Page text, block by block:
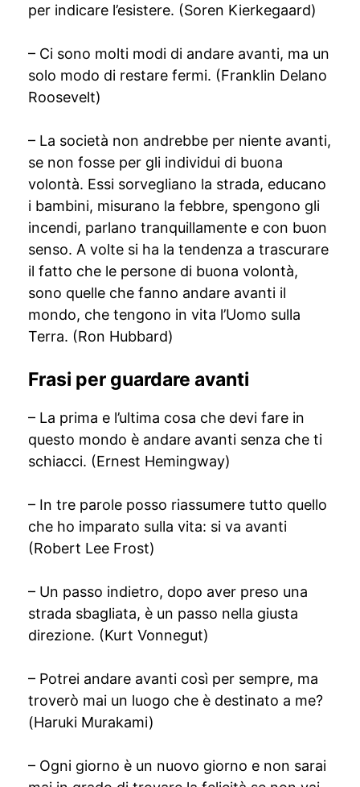
per indicare l’esistere. (Soren Kierkegaard)
– Ci sono molti modi di andare avanti, ma un
solo modo di restare fermi. (Franklin Delano
Roosevelt)
– La società non andrebbe per niente avanti,
se non fosse per gli individui di buona
volontà. Essi sorvegliano la strada, educano
i bambini, misurano la febbre, spengono gli
incendi, parlano tranquillamente e con buon
senso. A volte si ha la tendenza a trascurare
il fatto che le persone di buona volontà,
sono quelle che fanno andare avanti il
mondo, che tengono in vita l’Uomo sulla
Terra. (Ron Hubbard)
Frasi per guardare avanti
– La prima e l’ultima cosa che devi fare in
questo mondo è andare avanti senza che ti
schiacci. (Ernest Hemingway)
– In tre parole posso riassumere tutto quello
che ho imparato sulla vita: si va avanti
(Robert Lee Frost)
– Un passo indietro, dopo aver preso una
strada sbagliata, è un passo nella giusta
direzione. (Kurt Vonnegut)
– Potrei andare avanti così per sempre, ma
troverò mai un luogo che è destinato a me?
(Haruki Murakami)
– Ogni giorno è un nuovo giorno e non sarai